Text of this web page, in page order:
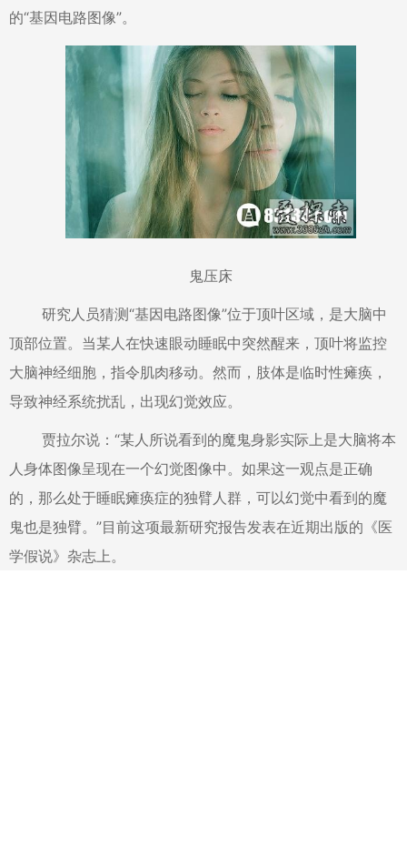
的“基因电路图像”。
鬼压床
研究人员猜测“基因电路图像”位于顶叶区域，是大脑中
顶部位置。当某人在快速眼动睡眠中突然醒来，顶叶将监控
大脑神经细胞，指令肌肉移动。然而，肢体是临时性瘫痪，
导致神经系统扰乱，出现幻觉效应。
贾拉尔说：“某人所说看到的魔鬼身影实际上是大脑将本
人身体图像呈现在一个幻觉图像中。如果这一观点是正确
的，那么处于睡眠瘫痪症的独臂人群，可以幻觉中看到的魔
鬼也是独臂。”目前这项最新研究报告发表在近期出版的《医
学假说》杂志上。